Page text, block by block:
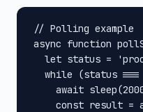
// Polling example
async function
let status =
while (status
await
const result =